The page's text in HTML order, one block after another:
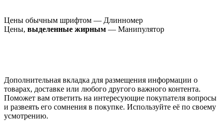
Цены обычным шрифтом — Длинномер
Цены, выделенные жирным — Манипулятор
Дополнительная вкладка для размещения информации о
товарах, доставке или любого другого важного контента.
Поможет вам ответить на интересующие покупателя вопросы
и развеять его сомнения в покупке. Используйте её по своему
усмотрению.